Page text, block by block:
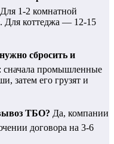
Для 1-2 комнатной
Для коттеджа — 12-15
сбросить и
сначала промышленные
затем его грузят и
ТБО? Да, компании
договора на 3-6